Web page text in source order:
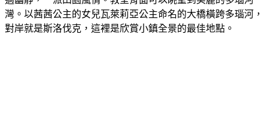
灣。以茜茜公主的女兒瓦萊莉亞公主命名的大橋橫跨多瑙河，
對岸就是斯洛伐克，這裡是欣賞小鎮全景的最佳地點。